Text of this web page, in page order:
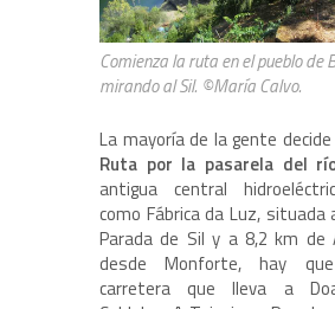
Comienza la ruta en el pueblo de
mirando al Sil. ©María Calvo.
La mayoría de la gente
Ruta por la pasarela del
antigua central
como Fábrica da Luz, situada
Parada de Sil y a 8,2 km de
desde Monforte, hay
carretera que lleva a